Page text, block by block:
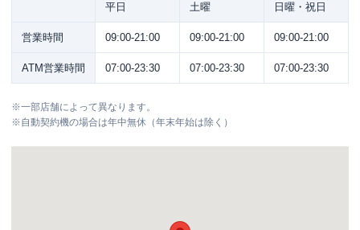
平日 土曜 日曜・祝日
営業時間 09:00-21:00 09:00-21:00 09:00-21:00
ATM営業時間 07:00-23:30 07:00-23:30 07:00-23:30
※一部店舗によって異なります。
※自動契約機の場合は年中無休（年末年始は除く）